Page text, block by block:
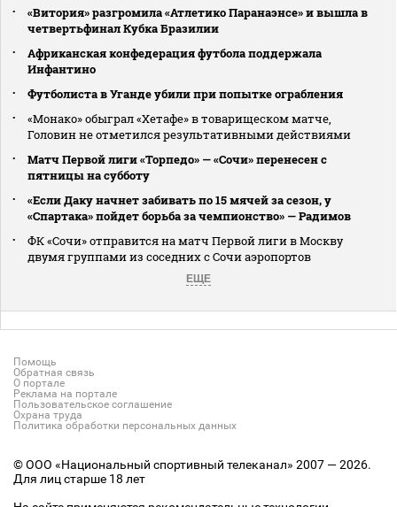
«Витория» разгромила «Атлетико Паранаэнсе» и вышла в
четвертьфинал Кубка Бразилии
Африканская конфедерация футбола поддержала
Инфантино
Футболиста в Уганде убили при попытке ограбления
«Монако» обыграл «Хетафе» в товарищеском матче,
Головин не отметился результативными действиями
Матч Первой лиги «Торпедо» — «Сочи» перенесен с
пятницы на субботу
«Если Даку начнет забивать по 15 мячей за сезон, у
«Спартака» пойдет борьба за чемпионство» — Радимов
ФК «Сочи» отправится на матч Первой лиги в Москву
двумя группами из соседних с Сочи аэропортов
ЕЩЕ
Помощь
Обратная связь
О портале
Реклама на портале
Пользовательское соглашение
Охрана труда
Политика обработки персональных данных
© ООО «Национальный спортивный телеканал» 2007 — 2026.
Для лиц старше 18 лет